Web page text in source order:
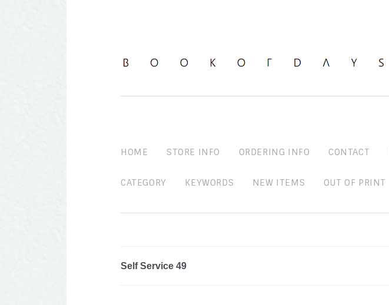
HOME STORE INFO ORDERING INFO CONTACT
CATEGORY KEYWORDS NEW ITEMS OUT OF PRINT
Self Service 49